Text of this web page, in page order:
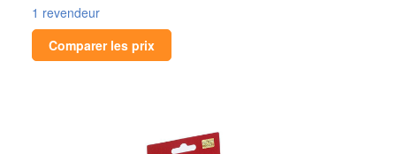
1 revendeur
Comparer les prix